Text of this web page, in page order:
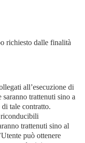
richiesto dalle finalità
all’esecuzione di
trattenuti sino a
di tale contratto.
trattenuti sino al
può ottenere